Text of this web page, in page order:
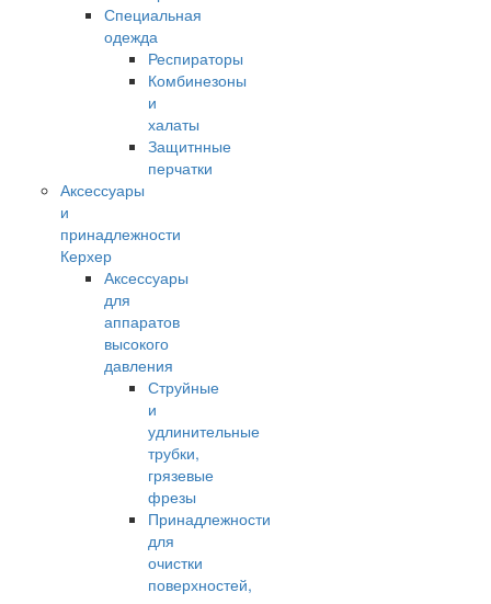
Специальная
одежда
Респираторы
Комбинезоны
и
халаты
Защитнные
перчатки
Аксессуары
и
принадлежности
Керхер
Аксессуары
для
аппаратов
высокого
давления
Струйные
и
удлинительные
трубки,
грязевые
фрезы
Принадлежности
для
очистки
поверхностей,